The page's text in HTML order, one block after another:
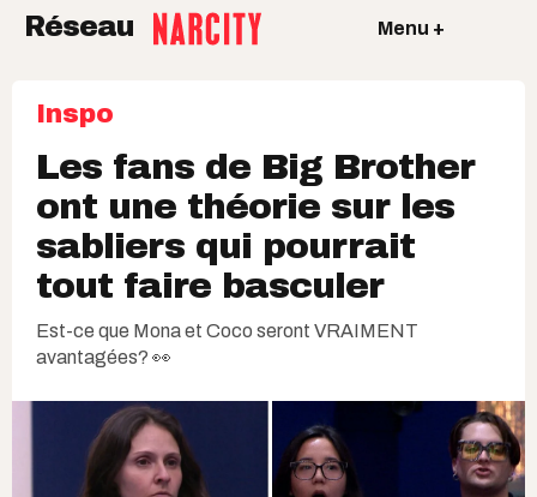
Réseau Menu +
Inspo
Les fans de Big Brother
ont une théorie sur les
sabliers qui pourrait
tout faire basculer
Est-ce que Mona et Coco seront VRAIMENT
avantagées? 👀